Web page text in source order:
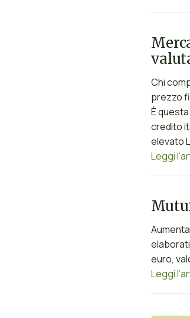
Chi
prezzo
È
credito
elevato
Leggi
euro,
Leggi